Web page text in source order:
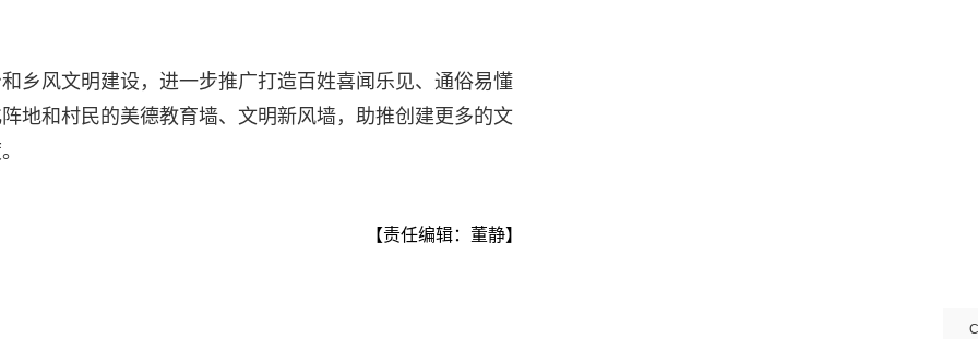
乡风文明建设，进一步推广打造百姓喜闻乐见、通俗易懂
地和村民的美德教育墙、文明新风墙，助推创建更多的文
【责任编辑：董静】